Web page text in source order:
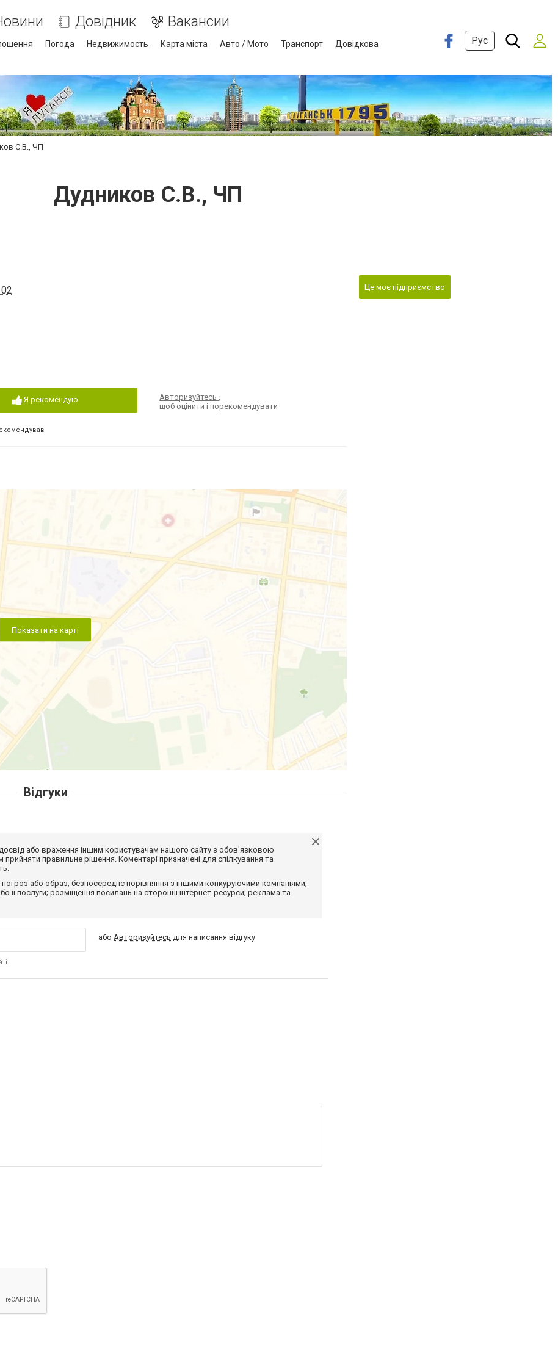
Довідник Вакансии
Погода Недвижимость Карта міста Авто / Мото Транспорт
Довідкова
Рус
С.В., ЧП
Дудников С.В., ЧП
Я рекомендую Авторизуйтесь,
щоб оцінити і порекомендувати
Показати на карті
Це моє підприємство
Відгуки
або враження іншим користувачам нашого сайту з обов'язковою
правильне рішення. Коментарі призначені для спілкування та
або образ; безпосереднє порівняння з іншими конкуруючими компаніями;
її послуги; розміщення посилань на сторонні інтернет-ресурси; реклама та
абоАвторизуйтесь для написання відгуку